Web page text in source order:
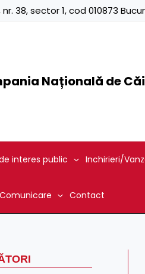
38, sector 1, cod 010873
Națională de Căi
interes public Inchirieri/
Comunicare Contact